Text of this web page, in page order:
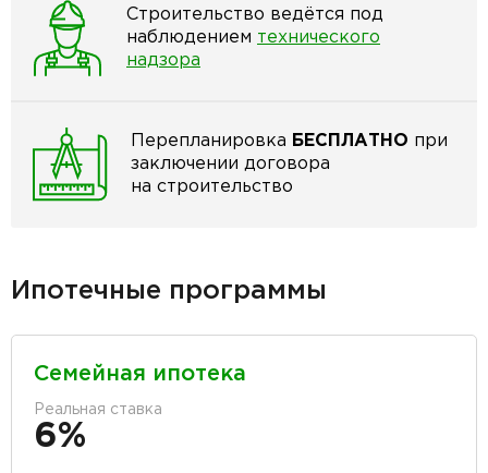
Строительство ведётся под
наблюдением технического
надзора
Перепланировка БЕСПЛАТНО при
заключении договора
на строительство
Ипотечные программы
Семейная ипотека
Реальная ставка
6%